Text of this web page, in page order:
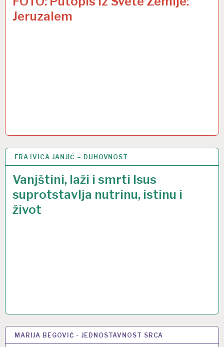
Jeruzalem
FRA IVICA JANJIĆ – DUHOVNOST
Vanjštini, laži i smrti Isus
suprotstavlja nutrinu, istinu i
život
7 TRA 2017
MARIJA BEGOVIĆ - JEDNOSTAVNOST SRCA
5 TRA 2017